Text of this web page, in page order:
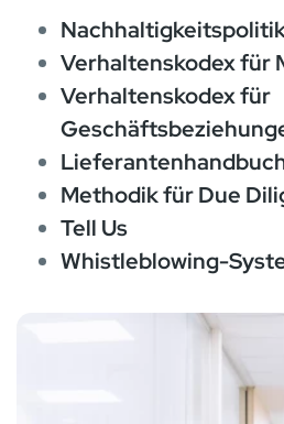
Verhaltenskodex für
Verhaltenskodex für
Methodik für Due
Tell Us
Whistleblowing-